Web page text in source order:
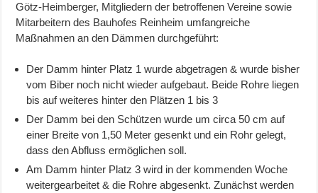
Götz-Heimberger, Mitgliedern der betroffenen Vereine sowie
Mitarbeitern des Bauhofes Reinheim umfangreiche
Maßnahmen an den Dämmen durchgeführt:
Der Damm hinter Platz 1 wurde abgetragen & wurde bisher
vom Biber noch nicht wieder aufgebaut. Beide Rohre liegen
bis auf weiteres hinter den Plätzen 1 bis 3
Der Damm bei den Schützen wurde um circa 50 cm auf
einer Breite von 1,50 Meter gesenkt und ein Rohr gelegt,
dass den Abfluss ermöglichen soll.
Am Damm hinter Platz 3 wird in der kommenden Woche
weitergearbeitet & die Rohre abgesenkt. Zunächst werden